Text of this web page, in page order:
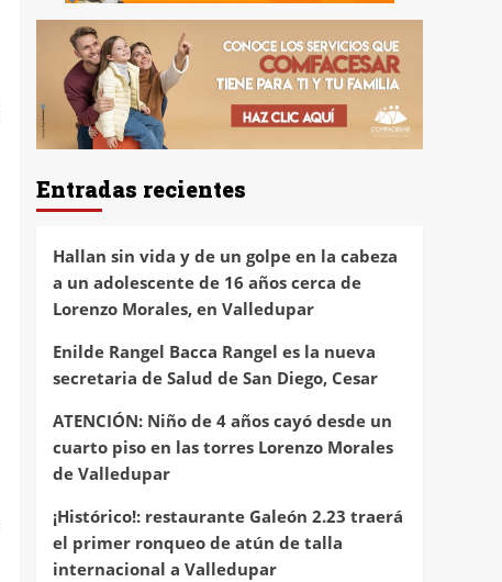
Entradas recientes
Hallan sin vida y de un golpe en la cabeza
a un adolescente de 16 años cerca de
Lorenzo Morales, en Valledupar
Enilde Rangel Bacca Rangel es la nueva
secretaria de Salud de San Diego, Cesar
ATENCIÓN: Niño de 4 años cayó desde un
cuarto piso en las torres Lorenzo Morales
de Valledupar
¡Histórico!: restaurante Galeón 2.23 traerá
el primer ronqueo de atún de talla
internacional a Valledupar